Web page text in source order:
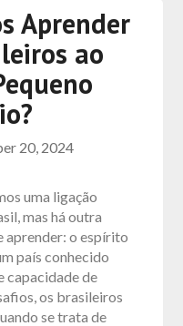
Aprender
ao
20, 2024
uma ligação
mas há outra
aprender: o espírito
país conhecido
capacidade de
os brasileiros
se trata de